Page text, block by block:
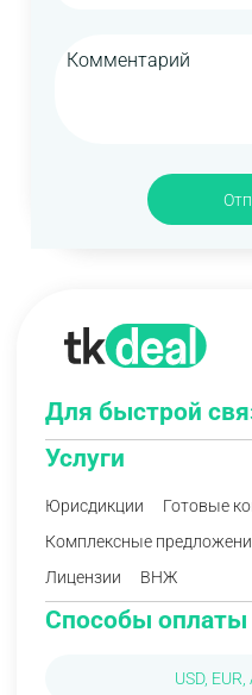
Услуги
Юрисдикции
Готовые
Комплексные
Лицензии
ВНЖ
Способы оплаты
USD,
Для быстрой